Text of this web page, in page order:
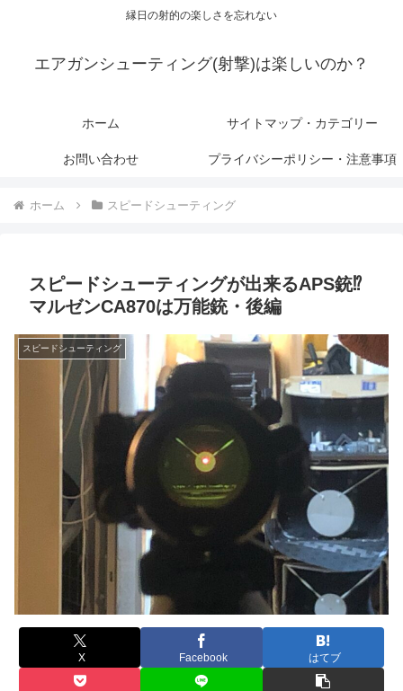
縁日の射的の楽しさを忘れない
エアガンシューティング(射撃)は楽しいのか？
ホーム サイトマップ・カテゴリー
お問い合わせ プライバシーポリシー・注意事項
ホーム スピードシューティング
スピードシューティングが出来るAPS銃⁉︎
マルゼンCA870は万能銃・後編
スピードシューティング
X Facebook はてブ